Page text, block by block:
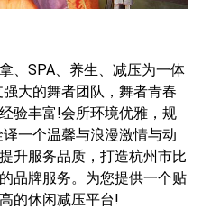
、SPA、养生、减压为一体
大的舞者团队，舞者青春
验丰富!会所环境优雅，规
一个温馨与浪漫激情与动
升服务品质，打造杭州市比
品牌服务。为您提供一个贴
的休闲减压平台!